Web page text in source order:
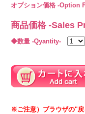
オプション価格 -Option
商品価格 -Sales
◆数量 -Qyantity-
※ご注意）ブラウザの"